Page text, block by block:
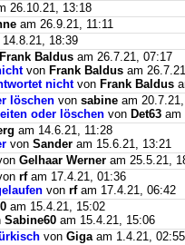
26.10.21, 13:18
am 26.9.21, 11:11
18:39
Frank Baldus am 26.7.21, 07:17
von Frank Baldus am
nichtvon Frank Baldus
löschen von sabine am
oder löschen von Det63 am
am 14.6.21, 11:28
von Sander am 15.6.21, 13:21
Gelhaar Werner am 25.5.21,
rfam 17.4.21, 01:36
von rfam 17.4.21, 06:42
am 15.4.21, 15:02
Sabine60 am 15.4.21, 15:06
von Gigaam 1.4.21, 02:55